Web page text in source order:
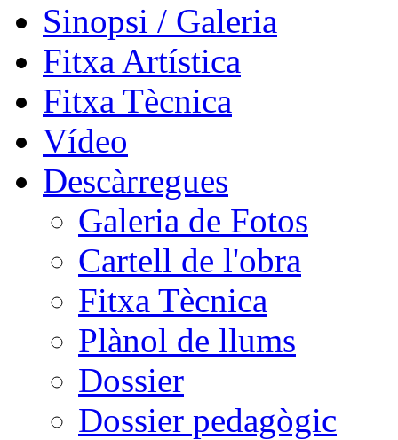
Sinopsi / Galeria
Fitxa Artística
Fitxa Tècnica
Vídeo
Descàrregues
Galeria de Fotos
Cartell de l'obra
Fitxa Tècnica
Plànol de llums
Dossier
Dossier pedagògic